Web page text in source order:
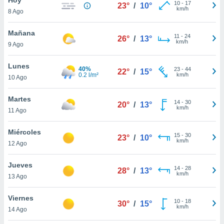
en
más
nuestra
de
cookies
aceptar
8 Ago
23° / 10° 10- 17
km/h
Mañana
9 Ago
26° / 13° 11 - 24
km/h
Lunes
10 Ago
40%
0.2 l/m²
22° / 15° 23- 44
km/h
Martes
11 Ago
20° / 13° 14- 30
km/h
Miércoles
12 Ago
23° / 10° 15- 30
km/h
Jueves
13 Ago
28° / 13° 14- 28
km/h
Viernes
14 Ago
30° / 15° 10- 18
km/h